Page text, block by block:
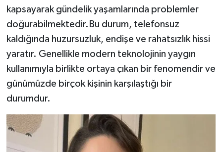
kapsayarak gündelik yaşamlarında problemler
doğurabilmektedir.Bu durum, telefonsuz
kaldığında huzursuzluk, endişe ve rahatsızlık hissi
yaratır. Genellikle modern teknolojinin yaygın
kullanımıyla birlikte ortaya çıkan bir fenomendir ve
günümüzde birçok kişinin karşılaştığı bir
durumdur.